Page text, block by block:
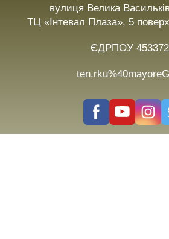
вулиця Велика
ТЦ «Інтевал Плаза», 5
ЄДРПОУ